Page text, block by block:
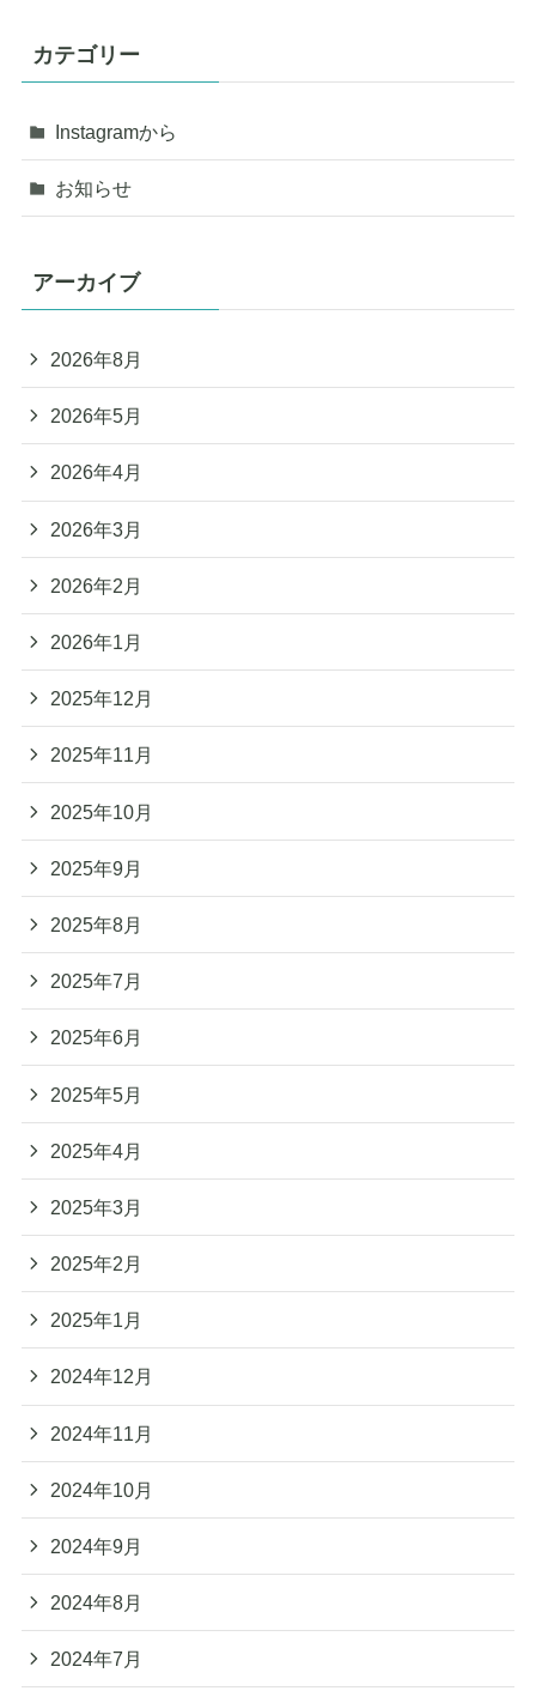
カテゴリー
Instagramから
お知らせ
アーカイブ
2026年8月
2026年5月
2026年4月
2026年3月
2026年2月
2026年1月
2025年12月
2025年11月
2025年10月
2025年9月
2025年8月
2025年7月
2025年6月
2025年5月
2025年4月
2025年3月
2025年2月
2025年1月
2024年12月
2024年11月
2024年10月
2024年9月
2024年8月
2024年7月